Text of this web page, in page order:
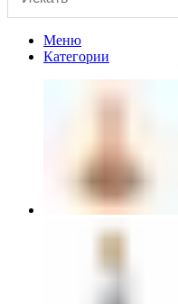
Меню
Категории